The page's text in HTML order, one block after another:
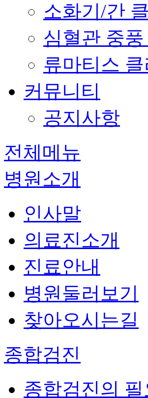
소화기/간
심혈관 중풍
류마티스 클
커뮤니티
공지사항
전체메뉴
병원소개
인사말
의료진소개
진료안내
병원둘러보기
찾아오시는길
종합검진
종합검진의 필